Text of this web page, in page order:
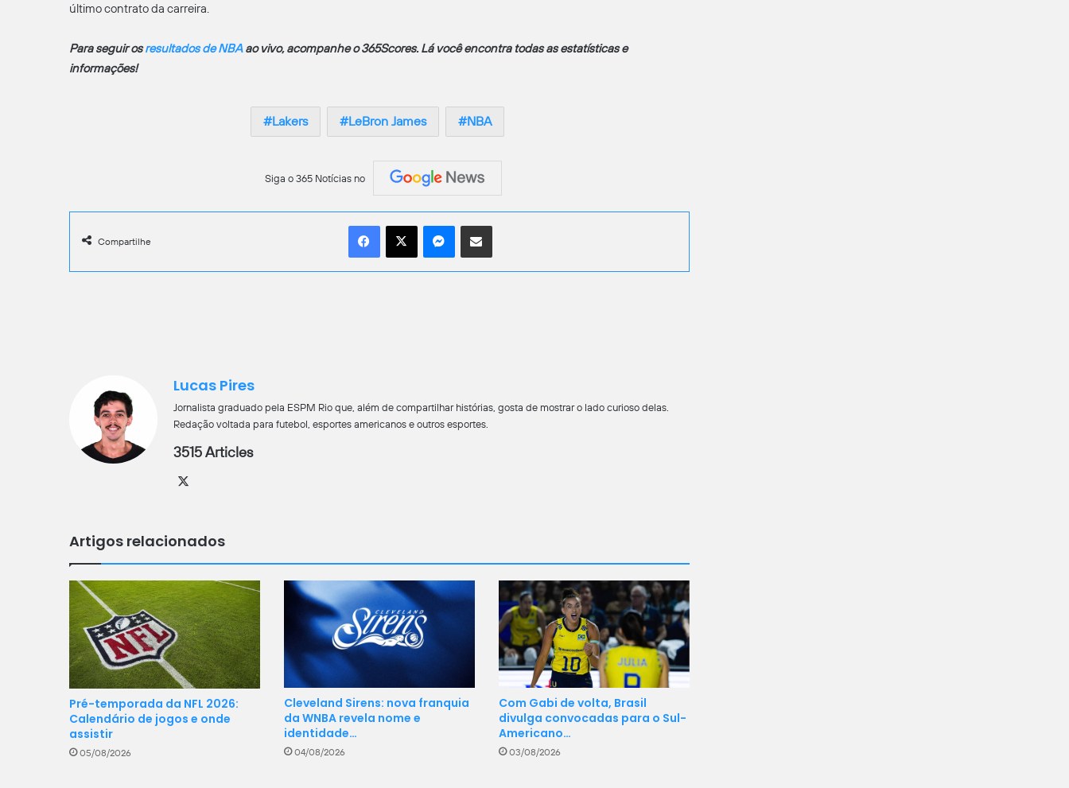
último contrato da carreira.
Para seguir osresultados de NBAao vivo, acompanhe o 365Scores. Lá você encontra todas as estatísticas e
informações!
Lakers LeBron James NBA
Siga o 365 Notícias no
Compartilhe
Facebook
X MessengerCompartilhar por e-mail
Lucas Pires
Jornalista graduado pela ESPM Rio que, além de compartilhar histórias, gosta de mostrar o lado curioso delas.
Redação voltada para futebol, esportes americanos e outros esportes.
3515 Articles
Artigos relacionados
Pré-temporada da NFL 2026:
Calendário de jogos e onde
assistir
05/08/2026
Cleveland Sirens: nova franquia
da WNBA revela nome e
identidade…
04/08/2026
Com Gabi de volta, Brasil
divulga convocadas para o Sul-
Americano…
03/08/2026